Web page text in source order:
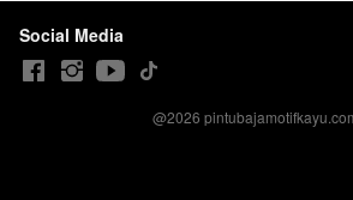
Social Media
@2026